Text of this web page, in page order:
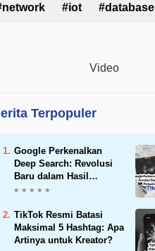
Susah Berhenti Refresh Timeline?
network iot database
Video
Terpopuler
Google Perkenalkan
Deep Search: Revolusi
Baru dalam Hasil
Pencarian Internet
TikTok Resmi Batasi
Maksimal 5 Hashtag: Apa
Artinya untuk Kreator?